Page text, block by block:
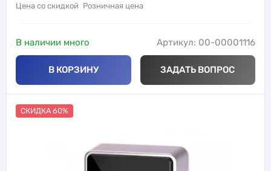
Цена со скидкой Розничная цена
В наличии много Артикул: 00-00001116
В КОРЗИНУ ЗАДАТЬ ВОПРОС
СКИДКА 60%